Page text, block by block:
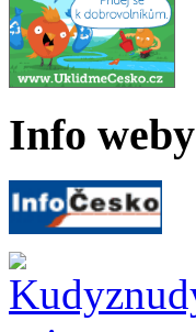
Info weby